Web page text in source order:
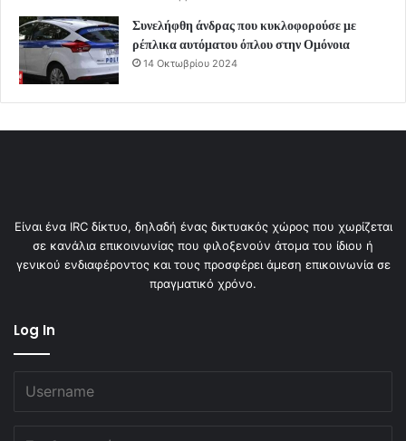
Συνελήφθη άνδρας που κυκλοφορούσε με
ρέπλικα αυτόματου όπλου στην Ομόνοια
14 Οκτωβρίου 2024
Είναι ένα IRC δίκτυο, δηλαδή ένας δικτυακός χώρος που χωρίζεται
σε κανάλια επικοινωνίας που φιλοξενούν άτομα του ίδιου ή
γενικού ενδιαφέροντος και τους προσφέρει άμεση επικοινωνία σε
πραγματικό χρόνο.
Log In